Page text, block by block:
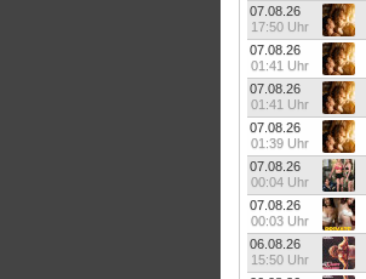
07.08.26
17:50 Uhr
07.08.26
01:41 Uhr
07.08.26
01:41 Uhr
07.08.26
01:39 Uhr
07.08.26
00:04 Uhr
07.08.26
00:03 Uhr
06.08.26
15:50 Uhr